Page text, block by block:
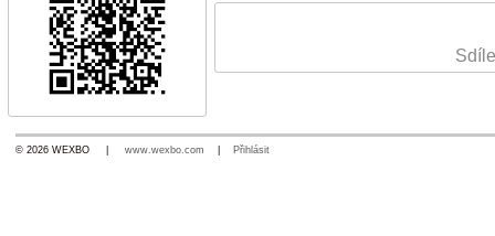
© 2026 WEXBO | www.wexbo.com Přihlásit